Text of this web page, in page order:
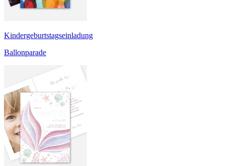
Kindergeburtstagseinladung
Ballonparade